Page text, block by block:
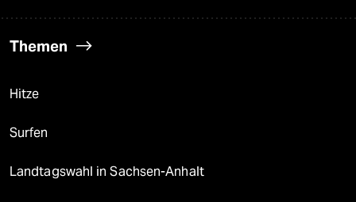
Themen
Hitze
Surfen
Landtagswahl in Sachsen-Anhalt